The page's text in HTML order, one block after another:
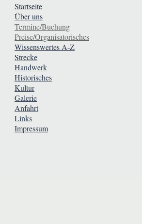
Startseite
Über uns
Termine/Buchung
Preise/Organisatorisches
Wissenswertes A-Z
Strecke
Handwerk
Historisches
Kultur
Galerie
Anfahrt
Links
Impressum